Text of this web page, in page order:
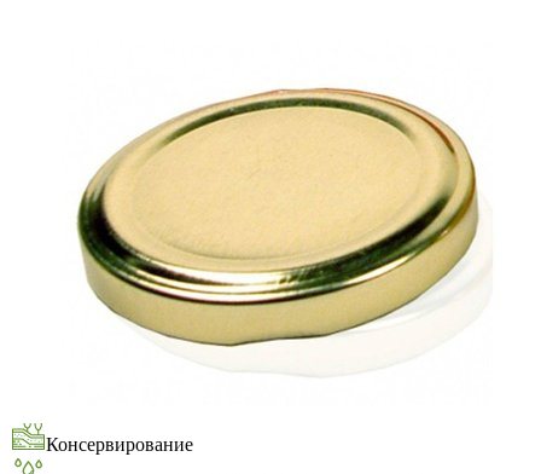
Заказать обратный звонок
Семена
Грунты
Газонные травы, сидераты
Горшки, рассадники, аксессуары
Консервирование